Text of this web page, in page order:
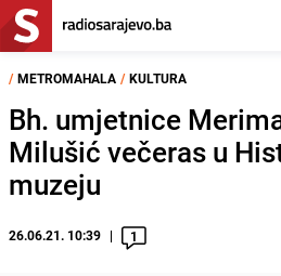
/ METROMAHALA / KULTURA
Bh. umjetnice
Milušić večeras u
muzeju
26.06.21. 10:39 1